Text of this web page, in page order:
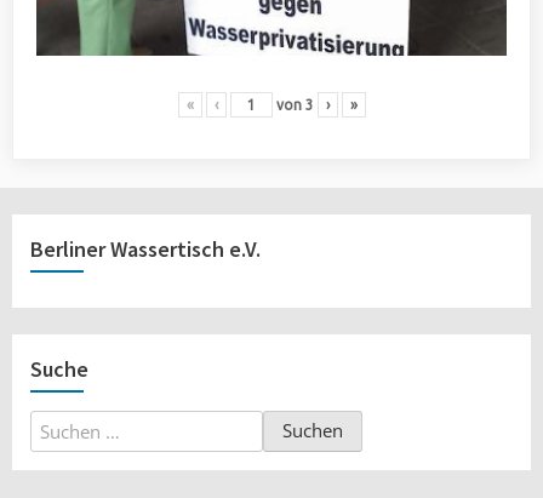
« ‹ von 3 › »
Berliner Wassertisch e.V.
Suche
Suchen
nach: